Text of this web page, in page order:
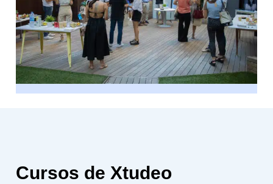
Cursos de Xtudeo